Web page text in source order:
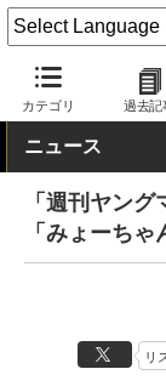
カテゴリ 過去記
MANGA Watch 青
ニュース
「週刊ヤン
「みょーち
リ